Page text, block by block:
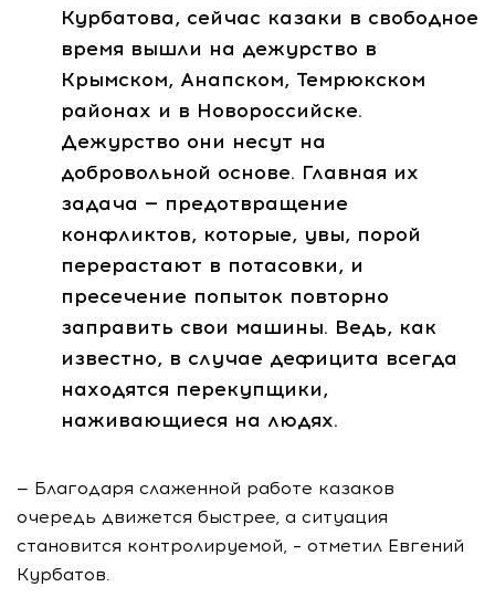
Курбатова, сейчас казаки в свободное
время вышли на дежурство в
Крымском, Анапском, Темрюкском
районах и в Новороссийске.
Дежурство они несут на
добровольной основе. Главная их
задача — предотвращение
конфликтов, которые, увы, порой
перерастают в потасовки, и
пресечение попыток повторно
заправить свои машины. Ведь, как
известно, в случае дефицита всегда
находятся перекупщики,
наживающиеся на людях.
— Благодаря слаженной работе казаков
очередь движется быстрее, а ситуация
становится контролируемой, – отметил Евгений
Курбатов.